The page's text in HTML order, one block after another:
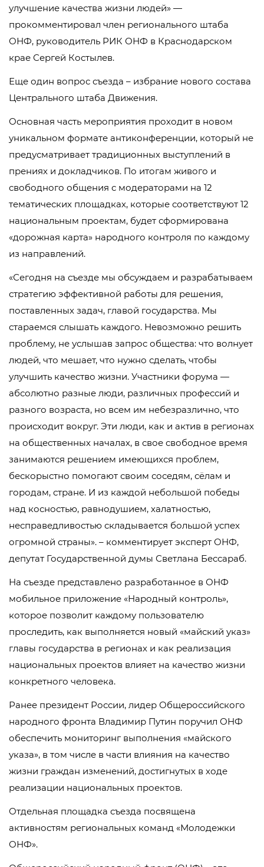
улучшение качества жизни людей» —
прокомментировал член регионального штаба
ОНФ, руководитель РИК ОНФ в Краснодарском
крае Сергей Костылев.
Еще один вопрос съезда – избрание нового состава
Центрального штаба Движения.
Основная часть мероприятия проходит в новом
уникальном формате антиконференции, который не
предусматривает традиционных выступлений в
прениях и докладчиков. По итогам живого и
свободного общения с модераторами на 12
тематических площадках, которые соответствуют 12
национальным проектам, будет сформирована
«дорожная карта» народного контроля по каждому
из направлений.
«Сегодня на съезде мы обсуждаем и разрабатываем
стратегию эффективной работы для решения,
поставленных задач, главой государства. Мы
стараемся слышать каждого. Невозможно решить
проблему, не услышав запрос общества: что волнует
людей, что мешает, что нужно сделать, чтобы
улучшить качество жизни. Участники форума —
абсолютно разные люди, различных профессий и
разного возраста, но всем им небезразлично, что
происходит вокруг. Эти люди, как и актив в регионах
на общественных началах, в свое свободное время
занимаются решением имеющихся проблем,
бескорыстно помогают своим соседям, сёлам и
городам, стране. И из каждой небольшой победы
над косностью, равнодушием, халатностью,
несправедливостью складывается большой успех
огромной страны». – комментирует эксперт ОНФ,
депутат Государственной думы Светлана Бессараб.
На съезде представлено разработанное в ОНФ
мобильное приложение «Народный контроль»,
которое позволит каждому пользователю
проследить, как выполняется новый «майский указ»
главы государства в регионах и как реализация
национальных проектов влияет на качество жизни
конкретного человека.
Ранее президент России, лидер Общероссийского
народного фронта Владимир Путин поручил ОНФ
обеспечить мониторинг выполнения «майского
указа», в том числе в части влияния на качество
жизни граждан изменений, достигнутых в ходе
реализации национальных проектов.
Отдельная площадка съезда посвящена
активностям региональных команд «Молодежки
ОНФ».